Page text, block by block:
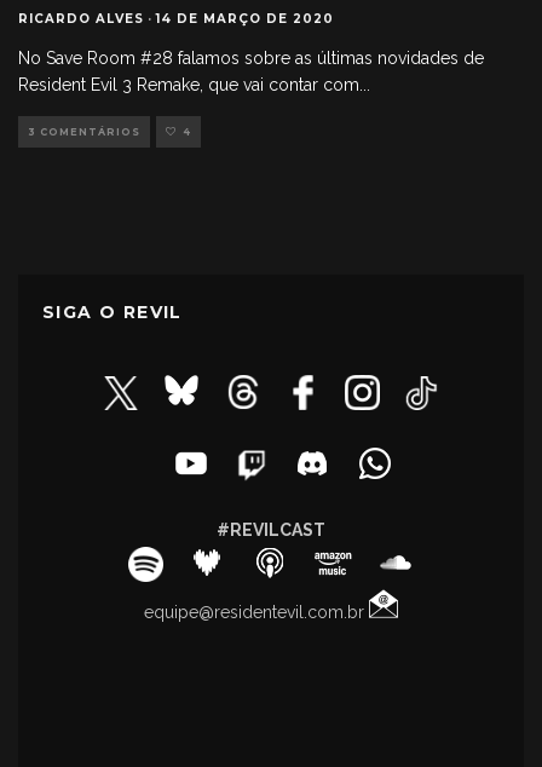
RICARDO ALVES · 14 DE MARÇO DE 2020
No Save Room #28 falamos sobre as últimas novidades de
Resident Evil 3 Remake, que vai contar com...
3 COMENTÁRIOS 4
SIGA O REVIL
#REVILCAST
equipe@residentevil.com.br